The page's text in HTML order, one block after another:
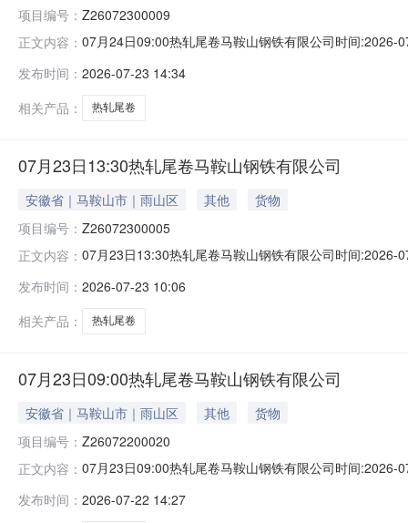
项目编号： Z26072300009
正文内容： 07月24日09:00热轧尾卷马鞍山钢铁有限公司时间
保证金：￥1,700.00元交易保证金：￥1,700.00元竞价
发布时间： 2026-07-23 14:34
相关产品：
热轧尾卷
07月23日13:30热轧尾卷马鞍山钢铁有限公司
安徽省｜马鞍山市｜雨山区 其他
货物
项目编号： Z26072300005
正文内容： 07月23日13:30热轧尾卷马鞍山钢铁有限公司时间
保证金：￥1,700.00元交易保证金：￥1,700.00元竞价
发布时间： 2026-07-23 10:06
相关产品：
热轧尾卷
07月23日09:00热轧尾卷马鞍山钢铁有限公司
安徽省｜马鞍山市｜雨山区 其他
货物
项目编号： Z26072200020
正文内容： 07月23日09:00热轧尾卷马鞍山钢铁有限公司时间
保证金：￥1,700.00元交易保证金：￥1,700.00元竞价
发布时间： 2026-07-22 14:27